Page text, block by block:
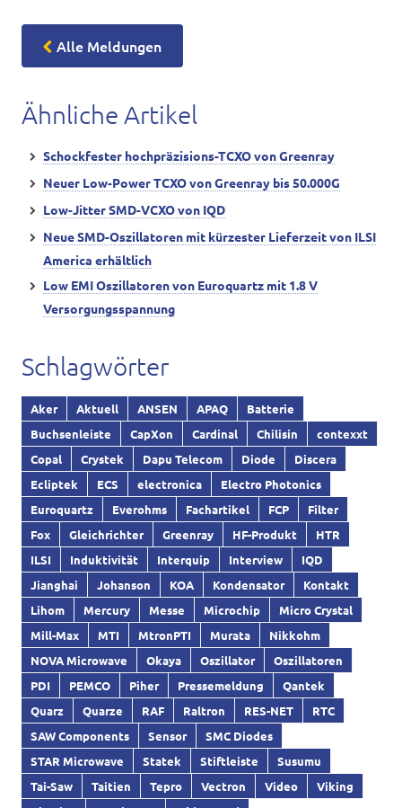
Alle Meldungen
Ähnliche Artikel
Schockfester hochpräzisions-TCXO von Greenray
Neuer Low-Power TCXO von Greenray bis 50.000G
Low-Jitter SMD-VCXO von IQD
Neue SMD-Oszillatoren mit kürzester Lieferzeit von ILSI
America erhältlich
Low EMI Oszillatoren von Euroquartz mit 1.8 V
Versorgungsspannung
Schlagwörter
Aker Aktuell ANSEN APAQ
Batterie
Buchsenleiste
CapXon Cardinal Chilisin
contexxt
Copal
Crystek Dapu Telecom Diode
Discera
Ecliptek
ECS electronica
Electro Photonics
Euroquartz
Everohms Fachartikel FCP
Filter
Fox
Gleichrichter Greenray HF-Produkt
HTR
ILSI
Induktivität Interquip Interview
IQD
Jianghai
Johanson KOA Kondensator
Kontakt
Lihom
Mercury Messe Microchip
Micro Crystal
Mill-Max
MTI MtronPTI Murata
Nikkohm
NOVA Microwave
Okaya Oszillator
Oszillatoren
PDI
PEMCO Piher Pressemeldung
Qantek
Quarz
Quarze RAF Raltron RES-NET
RTC
SAW Components
Sensor
SMC Diodes
STAR Microwave
Statek Stiftleiste
Susumu
Tai-Saw
Taitien Tepro Vectron Video
Viking